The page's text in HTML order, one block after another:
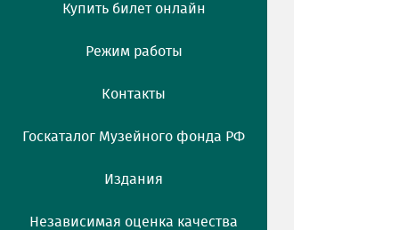
Купить билет онлайн
Режим работы
Контакты
Госкаталог Музейного фонда РФ
Издания
Независимая оценка качества